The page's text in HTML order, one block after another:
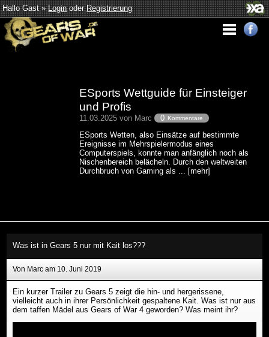
Hallo Gast »LoginoderRegistrierung
ESports Wettguide für Einsteiger
und Profis
11.03.2025 von Marc 0 Kommentare
ESports Wetten, also Einsätze auf bestimmte
Ereignisse im Mehrspielermodus eines
Computerspiels, konnte man anfänglich noch als
Nischenbereich belächeln. Durch den weltweiten
Durchbruch von Gaming als ... [mehr]
Was ist in Gears 5 nur mit Kait los???
Von Marc am 10. Juni 2019
Ein kurzer Trailer zu Gears 5 zeigt die hin- und hergerissene,
vielleicht auch in ihrer Persönlichkeit gespaltene Kait. Was ist nur aus
dem taffen Mädel aus Gears of War 4 geworden? Was meint ihr?